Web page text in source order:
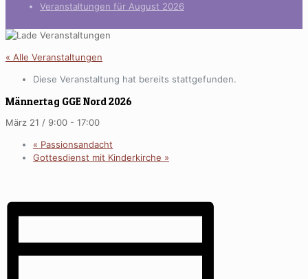
Veranstaltungen für August 2026
« Alle Veranstaltungen
Diese Veranstaltung hat bereits stattgefunden.
Männertag GGE Nord 2026
März 21 / 9:00 - 17:00
« Passionsandacht
Gottesdienst mit Kinderkirche »